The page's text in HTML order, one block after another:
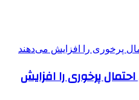
پرخوری را افزایش